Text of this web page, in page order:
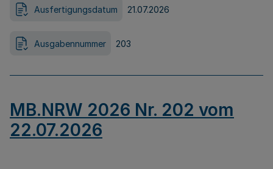
Ausfertigungsdatum 21.07.2026
Ausgabennummer 203
MB.NRW 2026 Nr. 202 vom
22.07.2026